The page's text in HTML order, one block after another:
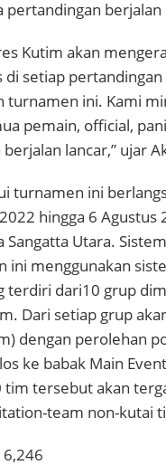
pertandingan berjalan
Kutim akan
di setiap pertandingan
turnamen ini. Kami
pemain, official,
lancar,” ujar
turnamen ini
hingga 6 Agustus
Sangatta Utara.
ini menggunakan
terdiri dari10 grup
Dari setiap grup
dengan perolehan
ke babak Main
tim tersebut akan
team non-kutai
6,246